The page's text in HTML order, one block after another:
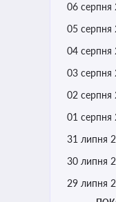
06 серпня
05 серпня
04 серпня
03 серпня
02 серпня
01 серпня
31 липня
30 липня
29 липня